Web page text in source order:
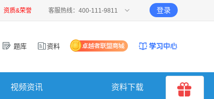
资质&荣誉 客服热线：400-111-9811 登录
题库 资料
视频资讯 资料下载